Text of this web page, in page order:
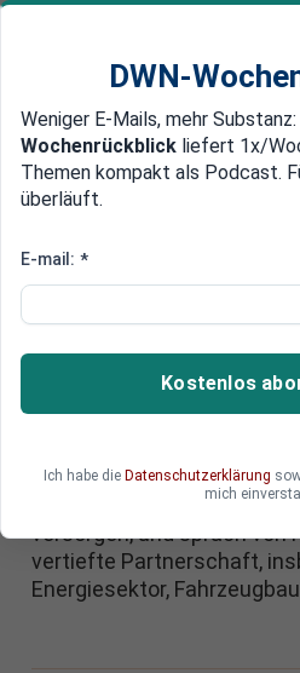
Newsticker MEIN DWN:
Edelmetalle DWN-
Putin fördert
China
Putin hat während seines
China eine Stärkung der
Westens kritisiert. Er
Russlands, China mit
versorgen, und sprach von
vertiefte Partnerschaft,
Energiesektor,
DWN-
Weniger E-Mails, mehr
Wochenrückblick liefert 1x/
Themen kompakt als Podcast.
überläuft.
E-mail: *
Kostenlos
Ich habe die Datenschutzerklärung
mich